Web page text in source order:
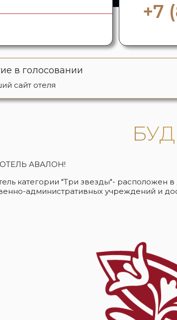
+7
в голосовании
сайт отеля
АВАЛОН!
категории "Три звезды"-
административных учреждений и